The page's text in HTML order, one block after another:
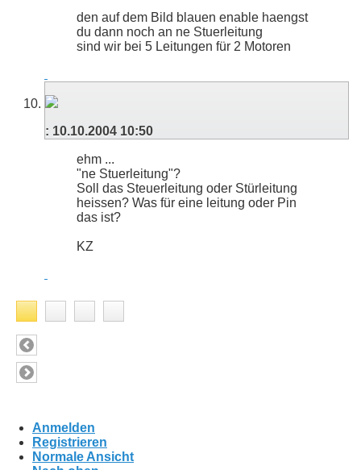
den auf dem Bild blauen enable haengst
du dann noch an ne Stuerleitung
sind wir bei 5 Leitungen für 2 Motoren
: 10.10.2004 10:50
ehm ...
"ne Stuerleitung"?
Soll das Steuerleitung oder Stürleitung
heissen? Was für eine leitung oder Pin
das ist?
KZ
Anmelden
Registrieren
Normale Ansicht